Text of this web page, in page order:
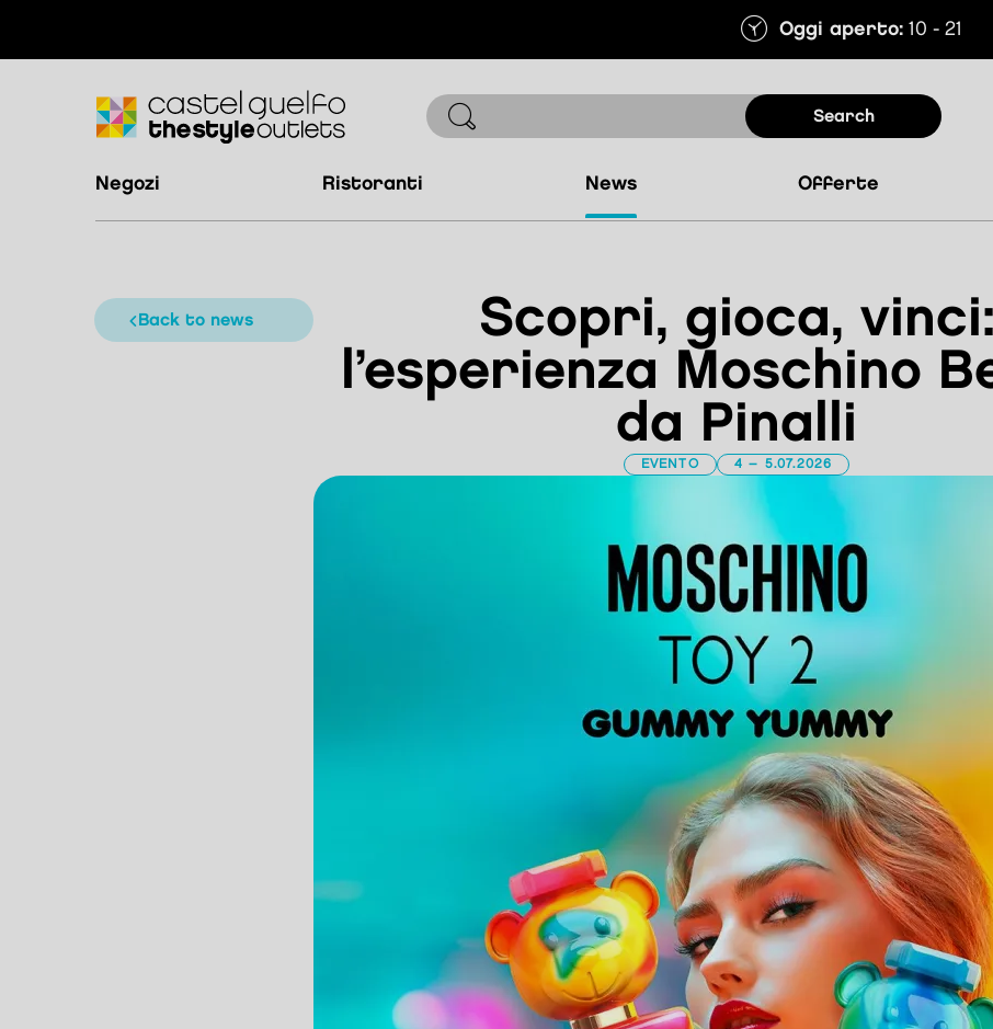
Oggi aperto:10 - 21
search
negozi ristoranti news offerte
back to news
Scopri, gioca, vinci:
l’esperienza Moschino
da Pinalli
EVENTO 4 – 5.07.2026